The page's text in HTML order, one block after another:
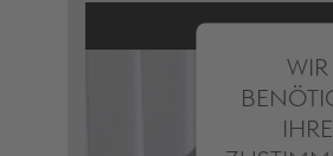
WIR
IHRE